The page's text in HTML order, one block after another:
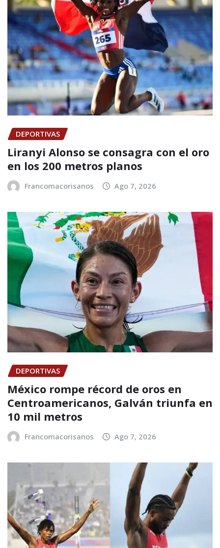
DEPORTIVAS
Liranyi Alonso se consagra con el oro
en los 200 metros planos
Francomacorisanos Ago 7, 2026
DEPORTIVAS
México rompe récord de oros en
Centroamericanos, Galván triunfa en
10 mil metros
Francomacorisanos Ago 7, 2026